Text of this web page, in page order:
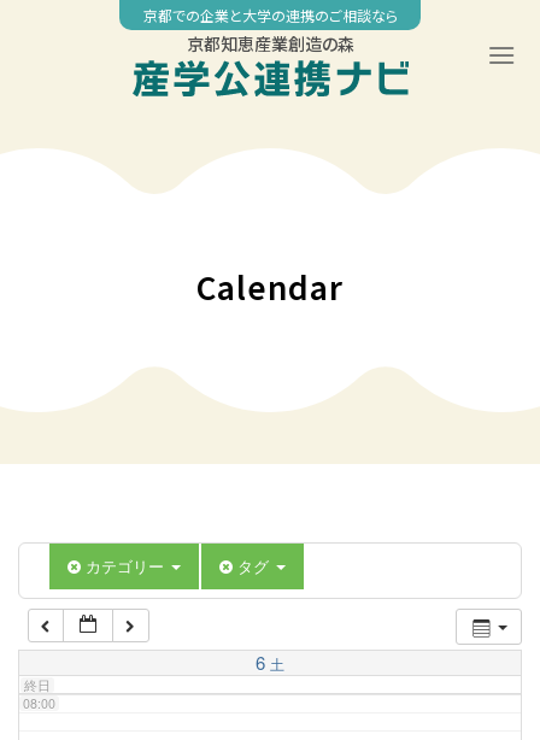
京都での企業と大学の連携のご相談なら
京都知恵産業創造の森
Calendar
カテゴリー タグ
6 土
終日
04:00
07:00
08:00